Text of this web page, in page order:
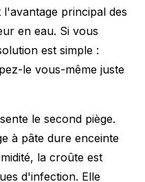
principal des
en eau. Si vous
est simple :
le vous-même juste
le second piège.
à pâte dure enceinte
la croûte est
d'infection. Elle